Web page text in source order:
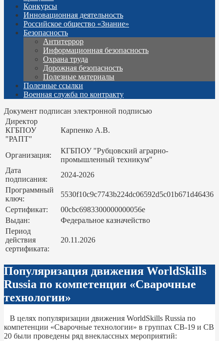
Конкурсы
Инновационная деятельность
Российское общество «Знание»
Безопасность
Антитеррор
Информационная безопасность
Охрана труда
Дорожная безопасность
Полезные материалы
Полезные ссылки
Военная служба по контракту
Документ подписан электронной подписью
Директор
КГБПОУ
"РАПТ"
Карпенко А.В.
Организация:
КГБПОУ "Рубцовский аграрно-
промышленный техникум"
Дата
подписания:
2024-2026
Программный
ключ:
5530f10c9c7743b224dc06592d5c01b671d46436
Сертификат:
00cbc6983300000000056e
Выдан:
Федеральное казначейство
Период
действия
сертификата:
20.11.2026
Популяризация движения WorldSkills
Russia по компетенции «Сварочные
технологии»
В целях популяризации движения WorldSkills Russia по
компетенции «Сварочные технологии» в группах СВ-19 и СВ
20 были проведены ряд внеклассных мероприятий: